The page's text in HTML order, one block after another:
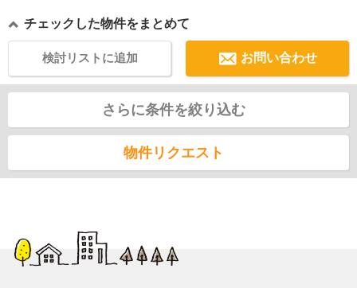
チェックした物件をまとめて
お問い合わせ
検討リストに追加
さらに条件を絞り込む
物件リクエスト